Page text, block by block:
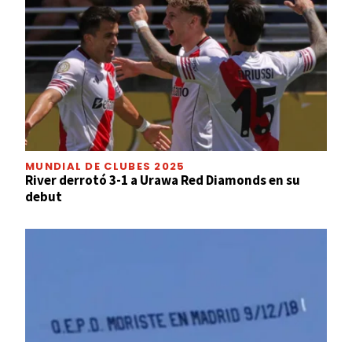
MUNDIAL DE CLUBES 2025
River derrotó 3-1 a Urawa Red Diamonds en su
debut